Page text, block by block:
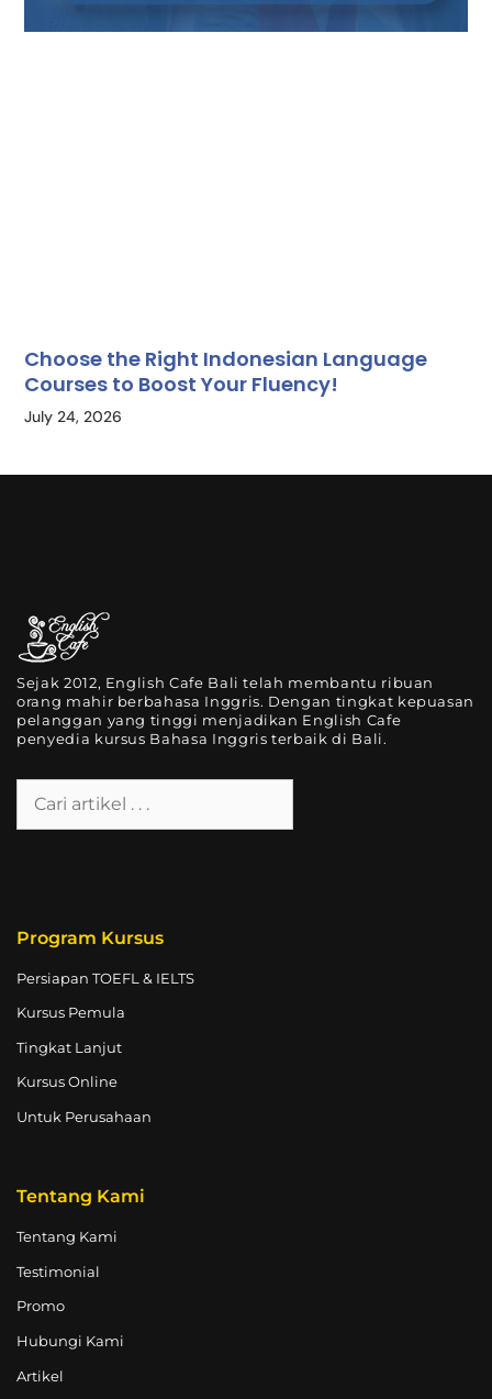
Choose the Right Indonesian Language
Courses to Boost Your Fluency!
July 24, 2026
Sejak 2012, English Cafe Bali telah membantu ribuan
orang mahir berbahasa Inggris. Dengan tingkat kepuasan
pelanggan yang tinggi menjadikan English Cafe
penyedia kursus Bahasa Inggris terbaik di Bali.
Program Kursus
Persiapan TOEFL & IELTS
Kursus Pemula
Tingkat Lanjut
Kursus Online
Untuk Perusahaan
Tentang Kami
Tentang Kami
Testimonial
Promo
Hubungi Kami
Artikel